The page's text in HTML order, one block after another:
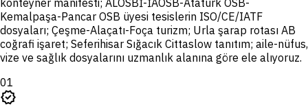
konteyner manifesti; ALOSBİ-İAOSB-Atatürk OSB-
Kemalpaşa-Pancar OSB üyesi tesislerin ISO/CE/IATF
dosyaları; Çeşme-Alaçatı-Foça turizm; Urla şarap rotası AB
coğrafi işaret; Seferihisar Sığacık Cittaslow tanıtım; aile-nüfus,
vize ve sağlık dosyalarını uzmanlık alanına göre ele alıyoruz.
01
verified